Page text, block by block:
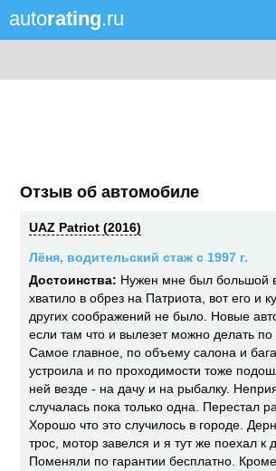
autorating.ru
Отзыв об автомобиле
UAZ Patriot (2016)
Лёня, водительский стаж с 1997 г.
Достоинства: Нужен мне был большой
хватило в обрез на Патриота, вот его и
других соображений не было. Новые
если там что и вылезет можно делать по
Самое главное, по объему салона и
устроила и по проходимости тоже
ней везде - на дачу и на рыбалку.
случалась пока только одна. Перестал
Хорошо что это случилось в городе.
трос, мотор завелся и я тут же поехал к
Поменяли по гарантии бесплатно.